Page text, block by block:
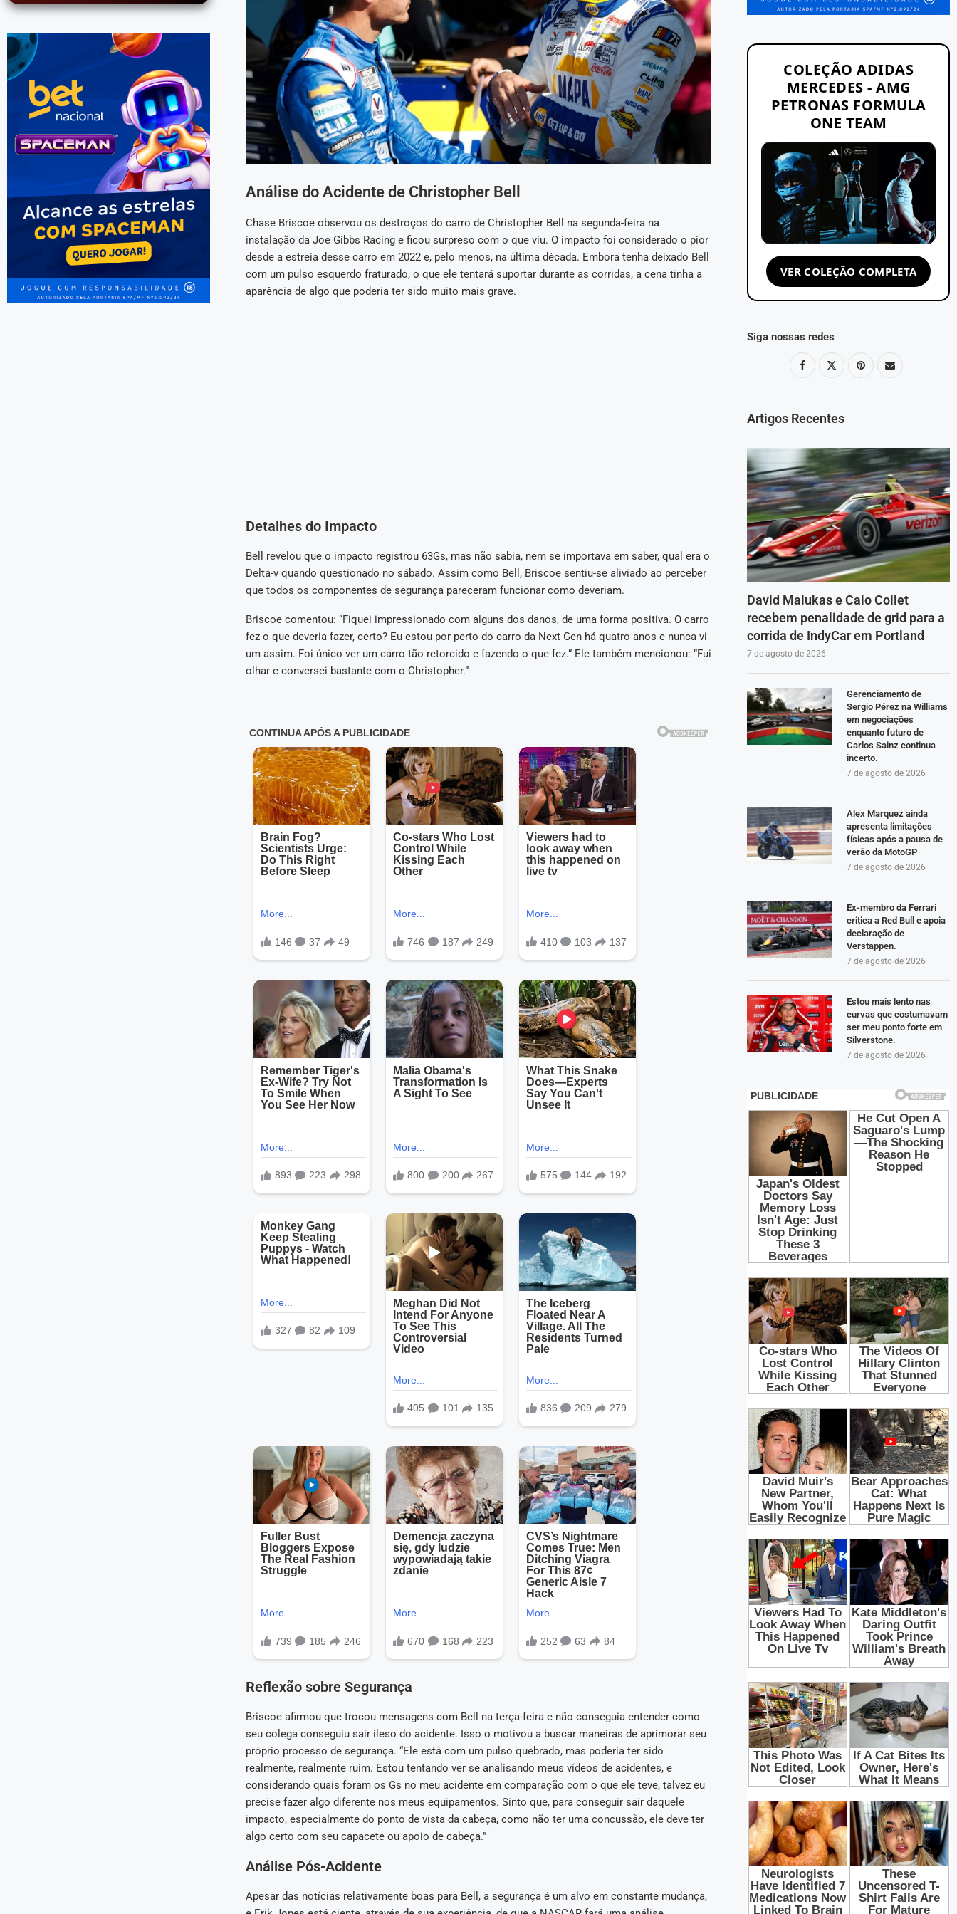
Análise do Acidente de Christopher Bell
Chase Briscoe observou os destroços do carro de Christopher Bell na segunda-feira na
instalação da Joe Gibbs Racing e ficou surpreso com o que viu. O impacto foi considerado o pior
desde a estreia desse carro em 2022 e, pelo menos, na última década. Embora tenha deixado Bell
com um pulso esquerdo fraturado, o que ele tentará suportar durante as corridas, a cena tinha a
aparência de algo que poderia ter sido muito mais grave.
Detalhes do Impacto
Bell revelou que o impacto registrou 63Gs, mas não sabia, nem se importava em saber, qual era o
Delta-v quando questionado no sábado. Assim como Bell, Briscoe sentiu-se aliviado ao perceber
que todos os componentes de segurança pareceram funcionar como deveriam.
Briscoe comentou: “Fiquei impressionado com alguns dos danos, de uma forma positiva. O carro
fez o que deveria fazer, certo? Eu estou por perto do carro da Next Gen há quatro anos e nunca vi
um assim. Foi único ver um carro tão retorcido e fazendo o que fez.” Ele também mencionou: “Fui
olhar e conversei bastante com o Christopher.”
Reflexão sobre Segurança
Briscoe afirmou que trocou mensagens com Bell na terça-feira e não conseguia entender como
seu colega conseguiu sair ileso do acidente. Isso o motivou a buscar maneiras de aprimorar seu
próprio processo de segurança. “Ele está com um pulso quebrado, mas poderia ter sido
realmente, realmente ruim. Estou tentando ver se analisando meus vídeos de acidentes, e
considerando quais foram os Gs no meu acidente em comparação com o que ele teve, talvez eu
precise fazer algo diferente nos meus equipamentos. Sinto que, para conseguir sair daquele
impacto, especialmente do ponto de vista da cabeça, como não ter uma concussão, ele deve ter
algo certo com seu capacete ou apoio de cabeça.”
Análise Pós-Acidente
Apesar das notícias relativamente boas para Bell, a segurança é um alvo em constante mudança,
COLEÇÃO ADIDAS
MERCEDES - AMG
PETRONAS FORMULA
ONE TEAM
VER COLEÇÃO COMPLETA
Siga nossas redes
Artigos Recentes
David Malukas e Caio Collet
recebem penalidade de grid para a
corrida de IndyCar em Portland
7 de agosto de 2026
Gerenciamento de
Sergio Pérez na Williams
em negociações
enquanto futuro de
Carlos Sainz continua
incerto.
7 de agosto de 2026
Alex Marquez ainda
apresenta limitações
físicas após a pausa de
verão da MotoGP
7 de agosto de 2026
Ex-membro da Ferrari
critica a Red Bull e apoia
declaração de
Verstappen.
7 de agosto de 2026
Estou mais lento nas
curvas que costumavam
ser meu ponto forte em
Silverstone.
7 de agosto de 2026